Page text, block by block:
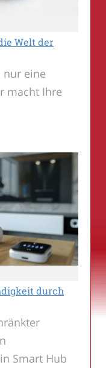
Welt der
nur eine
macht Ihre
durch
Smart Hub